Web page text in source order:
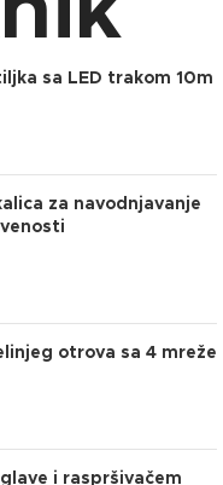
sa LED trakom 10m
za navodnjavanje
otrova sa 4 mreže
i raspršivačem